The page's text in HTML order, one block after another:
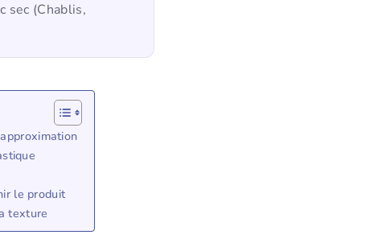
sec (Chablis,
le produit
texture